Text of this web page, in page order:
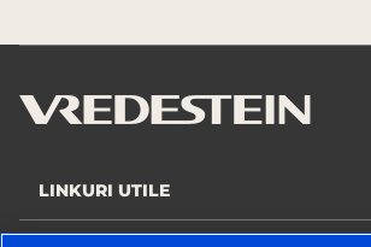
LINKURI UTILE